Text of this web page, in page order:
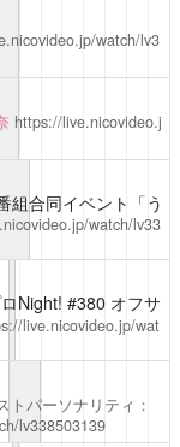
watch/lv3
https://live.nicovideo.j
組合同イベント「う
watch/lv33
Night! #380 オフサ
live.nicovideo.jp/wat
トパーソナリティ：
lv338503139